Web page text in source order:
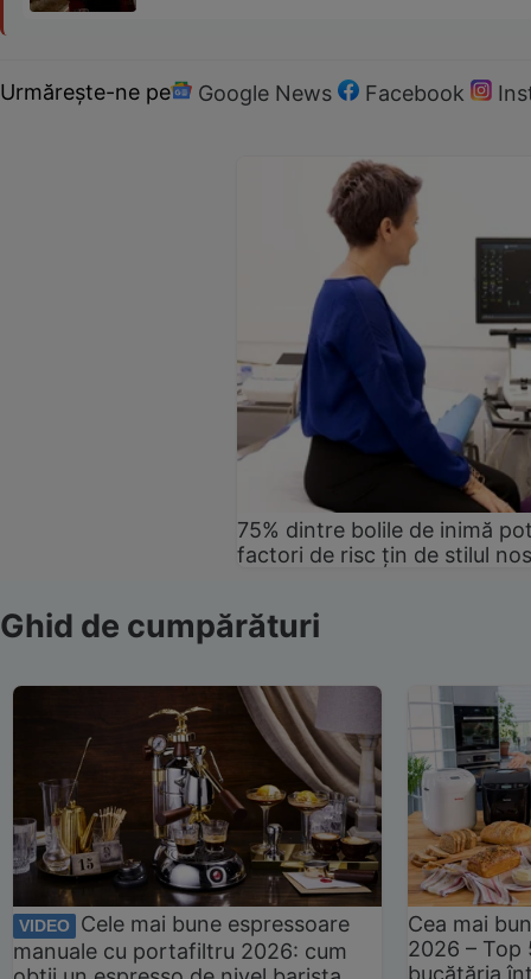
Urmărește-ne pe Google News Facebook
75% dintre bolile de inimă
factori de risc țin de stilul
Ghid de cumpărături
VIDEO
Cele mai bune espressoare
manuale cu portafiltru 2026: cum
Cea mai
2026 –